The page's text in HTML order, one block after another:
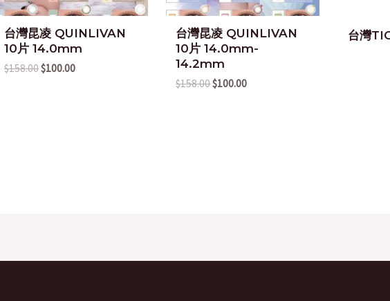
台灣昆凌 QUINLIVAN
10片 14.0mm
$158.00$100.00
台灣昆凌 QUINLIVAN
10片 14.0mm-
14.2mm
$158.00$100.00
台灣